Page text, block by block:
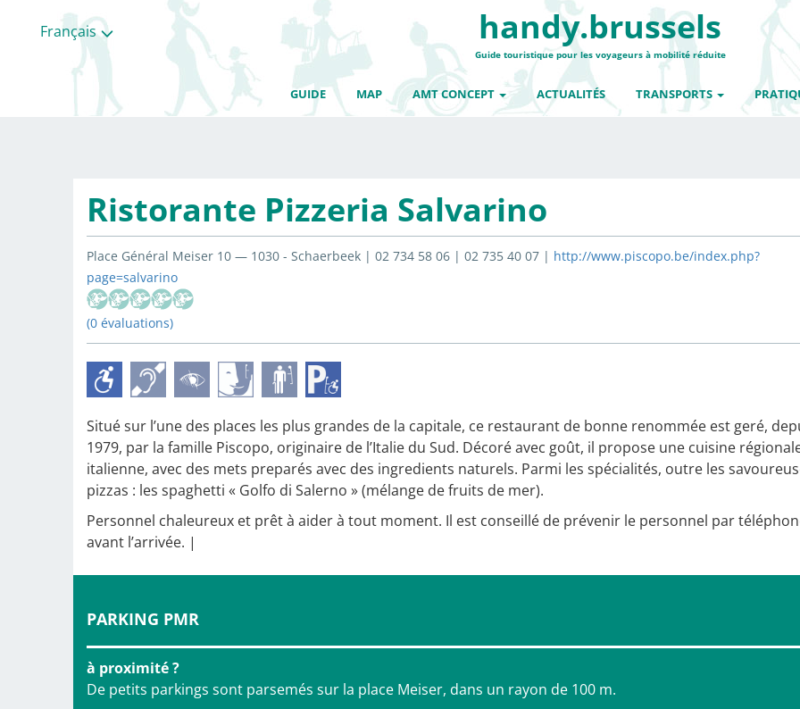
Français handy.brussels
Guide touristique pour les voyageurs à mobilité réduite
GUIDE MAP AMT CONCEPT ACTUALITÉS TRANSPORTS
Ristorante Pizzeria Salvarino
Place Général Meiser 10 — 1030 - Schaerbeek | 02 734 58 06 | 02 735 40 07 | http://www.piscopo.be/index.php?
page=salvarino
(0 évaluations)
Situé sur l’une des places les plus grandes de la capitale, ce restaurant de bonne renommée est geré,
1979, par la famille Piscopo, originaire de l’Italie du Sud. Décoré avec goût, il propose une cuisine
italienne, avec des mets preparés avec des ingredients naturels. Parmi les spécialités, outre les
pizzas : les spaghetti « Golfo di Salerno » (mélange de fruits de mer).
Personnel chaleureux et prêt à aider à tout moment. Il est conseillé de prévenir le personnel par
avant l’arrivée. |
PARKING PMR
à proximité ?
De petits parkings sont parsemés sur la place Meiser, dans un rayon de 100 m.
categories